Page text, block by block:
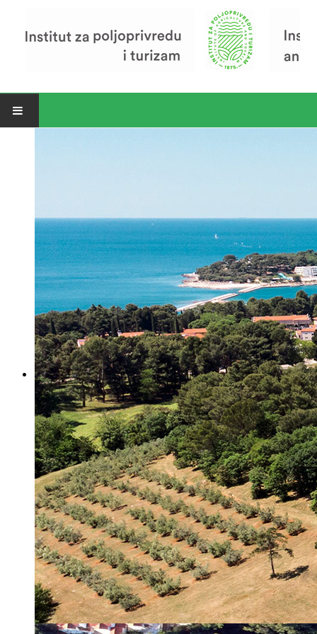
Zavod za poljoprivredu i prehranu
Zavod za ekonomiku i razvoj poljoprivrede
Zavod za turizam
Pokusno poljoprivredno imanje
Zaposlenici
Euraxess
Misija i vizija
Upravno Vijeće
Rad Upravnog vijeća
Znanstveno Vijeće
Rad Znanstvenog vijeća
Etičko povjerenstvo
Etički kodeks
Financiranje
Proračun
Potpore
PROGRAMSKO FINANCIRANJE
Izvještavanje po uredbi
Projekti Instituta
Dialogue4Tourism
REVIVE
WASTEREDUCE
MITOMED+
WINTERMED
CASTWATER
INHERIT